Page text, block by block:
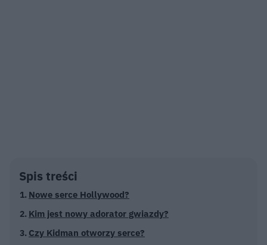
Spis treści
Nowe serce Hollywood?
Kim jest nowy adorator gwiazdy?
Czy Kidman otworzy serce?